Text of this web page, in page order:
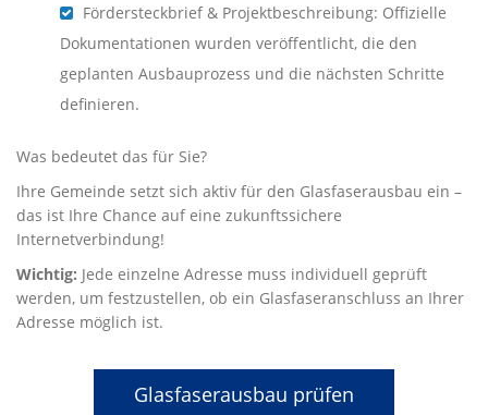
Fördersteckbrief & Projektbeschreibung: Offizielle
Dokumentationen wurden veröffentlicht, die den
geplanten Ausbauprozess und die nächsten Schritte
definieren.
Was bedeutet das für Sie?
Ihre Gemeinde setzt sich aktiv für den Glasfaserausbau ein –
das ist Ihre Chance auf eine zukunftssichere
Internetverbindung!
Wichtig: Jede einzelne Adresse muss individuell geprüft
werden, um festzustellen, ob ein Glasfaseranschluss an Ihrer
Adresse möglich ist.
Glasfaserausbau prüfen